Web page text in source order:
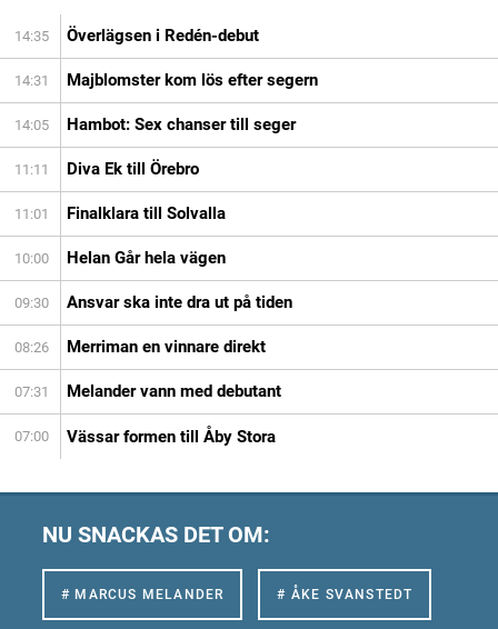
14:35 Överlägsen i Redén-debut
14:31 Majblomster kom lös efter segern
14:05 Hambot: Sex chanser till seger
11:11 Diva Ek till Örebro
11:01 Finalklara till Solvalla
10:00 Helan Går hela vägen
09:30 Ansvar ska inte dra ut på tiden
08:26 Merriman en vinnare direkt
07:31 Melander vann med debutant
07:00 Vässar formen till Åby Stora
NU SNACKAS DET OM:
# MARCUS MELANDER # ÅKE SVANSTEDT